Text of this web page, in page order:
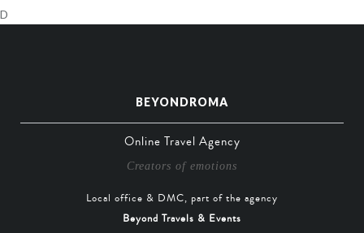
D
BEYONDROMA
Online Travel Agency
Creators of emotions
Local office & DMC, part of the agency
Beyond Travels & Events